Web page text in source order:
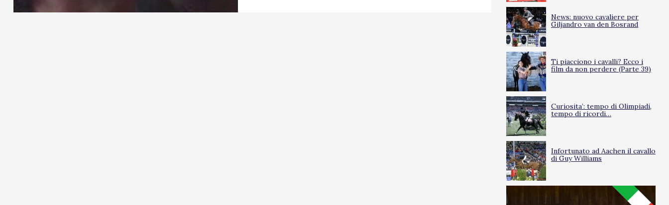
News: nuovo cavaliere per
Giljandro van den Bosrand
Ti piacciono i cavalli? Ecco i
film da non perdere (Parte 39)
Curiosita’: tempo di Olimpiadi,
tempo di ricordi…
Infortunato ad Aachen il cavallo
di Guy Williams